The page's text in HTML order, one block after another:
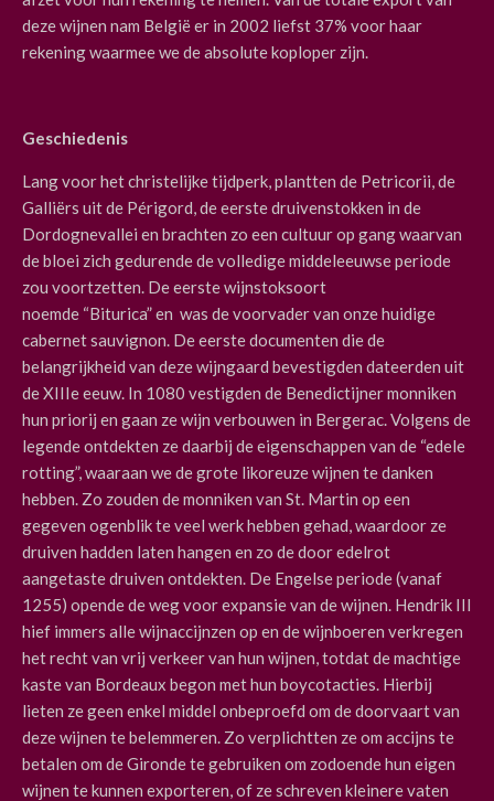
deze wijnen nam België er in 2002 liefst 37% voor haar
rekening waarmee we de absolute koploper zijn.
Geschiedenis
Lang voor het christelijke tijdperk, plantten de Petricorii, de
Galliërs uit de Périgord, de eerste druivenstokken in de
Dordognevallei en brachten zo een cultuur op gang waarvan
de bloei zich gedurende de volledige middeleeuwse periode
zou voortzetten. De eerste wijnstoksoort
noemde “Biturica” en was de voorvader van onze huidige
cabernet sauvignon. De eerste documenten die de
belangrijkheid van deze wijngaard bevestigden dateerden uit
de XIIIe eeuw. In 1080 vestigden de Benedictijner monniken
hun priorij en gaan ze wijn verbouwen in Bergerac. Volgens de
legende ontdekten ze daarbij de eigenschappen van de “edele
rotting”, waaraan we de grote likoreuze wijnen te danken
hebben. Zo zouden de monniken van St. Martin op een
gegeven ogenblik te veel werk hebben gehad, waardoor ze
druiven hadden laten hangen en zo de door edelrot
aangetaste druiven ontdekten. De Engelse periode (vanaf
1255) opende de weg voor expansie van de wijnen. Hendrik III
hief immers alle wijnaccijnzen op en de wijnboeren verkregen
het recht van vrij verkeer van hun wijnen, totdat de machtige
kaste van Bordeaux begon met hun boycotacties. Hierbij
lieten ze geen enkel middel onbeproefd om de doorvaart van
deze wijnen te belemmeren. Zo verplichtten ze om accijns te
betalen om de Gironde te gebruiken om zodoende hun eigen
wijnen te kunnen exporteren, of ze schreven kleinere vaten